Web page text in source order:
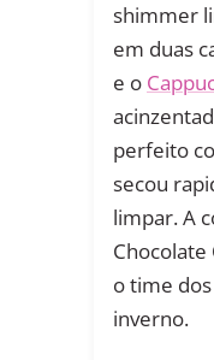
shimmer
em duas
e o
perfeito
secou
limpar. A
o time
inverno.